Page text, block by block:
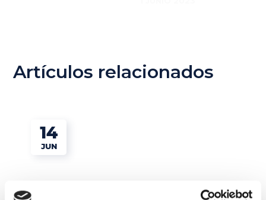
Artículos relacionados
14
JUN